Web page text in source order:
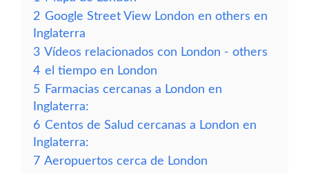
2 Google Street View London en others en
Inglaterra
3 Vídeos relacionados con London - others
4 el tiempo en London
5 Farmacias cercanas a London en
Inglaterra:
6 Centos de Salud cercanas a London en
Inglaterra:
7 Aeropuertos cerca de London